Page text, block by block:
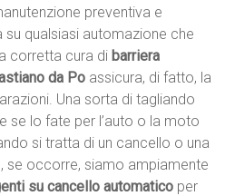
preventiva e
qualsiasi automazione che
corretta cura di barriera
da Po assicura, di fatto, la
Una sorta di tagliando
se lo fate per l’auto o la moto
si tratta di un cancello o una
se occorre, siamo ampiamente
su cancello automatico per